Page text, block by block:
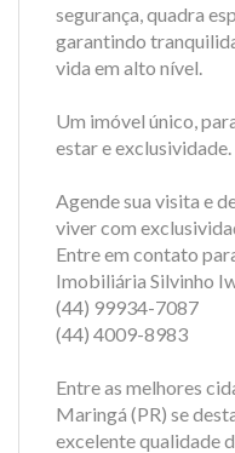
segurança, quadra
garantindo
vida em alto nível.
Um imóvel único,
estar e exclusividade.
Agende sua visita e
viver com
Entre em contato
Imobiliária Silvinho
(44) 99934-7087
(44) 4009-8983
Entre as melhores
Maringá (PR) se
excelente qualidade